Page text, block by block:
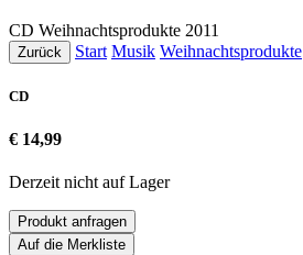
CD Weihnachtsprodukte 2011
Zurück Start Musik Weihnachtsprodukte
CD
€ 14,99
Derzeit nicht auf Lager
Produkt anfragen
Auf die Merkliste